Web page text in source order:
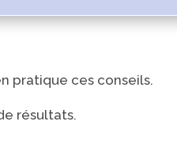
pratique ces conseils.
résultats.